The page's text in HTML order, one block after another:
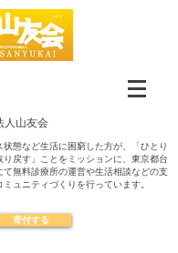
人山友会
態など生活に困窮した方が、「ひとり
戻す」ことをミッションに、東京都台
無料診療所の運営や生活相談などの支
ュニティづくりを行っています。
寄付する